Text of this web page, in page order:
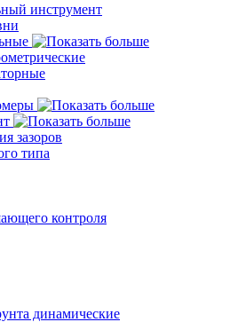
инструмент
зазоров
типа
контроля
динамические